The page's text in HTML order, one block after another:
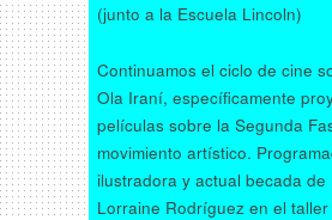
(junto a la Escuela Lincoln)
Continuamos el ciclo de cine
Ola Iraní, específicamente
películas sobre la Segunda
movimiento artístico.
ilustradora y actual becada de
Lorraine Rodríguez en el